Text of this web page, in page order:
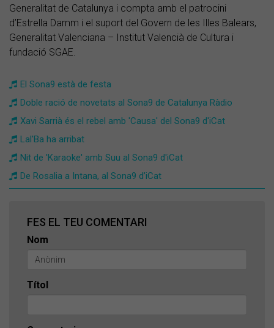
Generalitat de Catalunya i compta amb el patrocini
d’Estrella Damm i el suport del Govern de les Illes Balears,
Generalitat Valenciana – Institut Valencià de Cultura i
fundació SGAE.
El Sona9 està de festa
Doble ració de novetats al Sona9 de Catalunya Ràdio
Xavi Sarrià és el rebel amb 'Causa' del Sona9 d'iCat
Lal'Ba ha arribat
Nit de 'Karaoke' amb Suu al Sona9 d'iCat
De Rosalia a Intana, al Sona9 d’iCat
FES EL TEU COMENTARI
Nom
Títol